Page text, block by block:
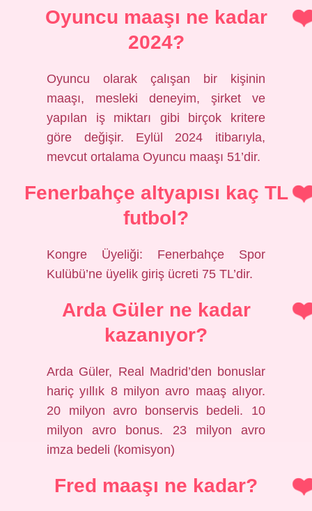
Oyuncu maaşı ne kadar
2024?
Oyuncu olarak çalışan bir kişinin
maaşı, mesleki deneyim, şirket ve
yapılan iş miktarı gibi birçok kritere
göre değişir. Eylül 2024 itibarıyla,
mevcut ortalama Oyuncu maaşı 51’dir.
Fenerbahçe altyapısı kaç TL
futbol?
Kongre Üyeliği: Fenerbahçe Spor
Kulübü’ne üyelik giriş ücreti 75 TL’dir.
Arda Güler ne kadar
kazanıyor?
Arda Güler, Real Madrid’den bonuslar
hariç yıllık 8 milyon avro maaş alıyor.
20 milyon avro bonservis bedeli. 10
milyon avro bonus. 23 milyon avro
imza bedeli (komisyon)
Fred maaşı ne kadar?